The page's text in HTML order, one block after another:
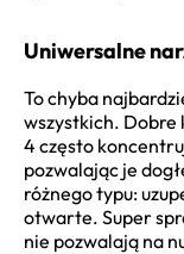
Uniwersalne
To chyba
wszystkich. Dobre
4 często
pozwalając je
różnego typu:
otwarte. Super
nie pozwalają na